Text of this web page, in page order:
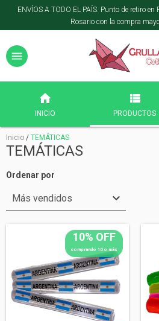
ENVÍOS A TODO EL PAÍS. Punto de retiro
Rosario con la compra
INICIO PRODUCTOS
Inicio / TEMÁTICAS
TEMÁTICAS
Ordenar por
10% OFF
comprando 10 o más